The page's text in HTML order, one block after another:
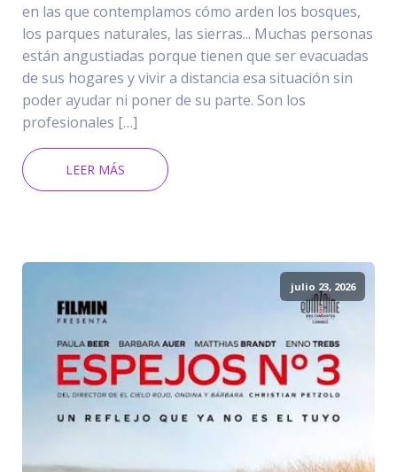
en las que contemplamos cómo arden los bosques,
los parques naturales, las sierras... Muchas personas
están angustiadas porque tienen que ser evacuadas
de sus hogares y vivir a distancia esa situación sin
poder ayudar ni poner de su parte. Son los
profesionales […]
LEER MÁS
julio 23, 2026